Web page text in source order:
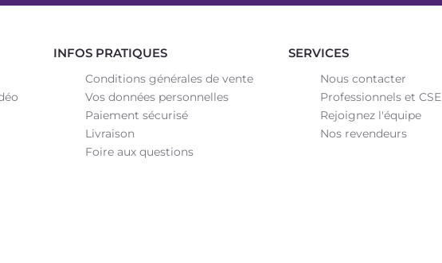
INFOS PRATIQUES
Conditions générales de vente
Vos données personnelles
Paiement sécurisé
Livraison
Foire aux questions
SERVICES
Nous contacter
Professionnels et CSE
Rejoignez l'équipe
Nos revendeurs